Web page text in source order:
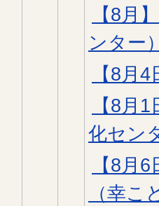
【8月
ンター）
【8月
【8月
化セン
【8月
（幸